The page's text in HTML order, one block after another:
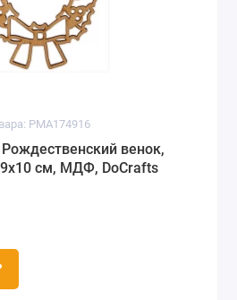
PMA174916
венок,
см, МДФ, DoCrafts